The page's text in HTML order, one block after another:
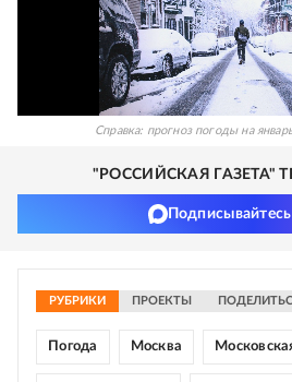
Справка: прогноз погоды на
"РОССИЙСКАЯ ГАЗЕТА"
Подписывайтесь
РУБРИКИ ПРОЕКТЫ
Погода Москва